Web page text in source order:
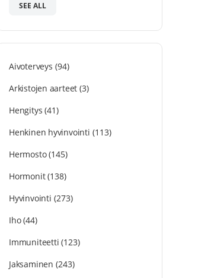
SEE ALL
Aivoterveys (94)
Arkistojen aarteet (3)
Hengitys (41)
Henkinen hyvinvointi (113)
Hermosto(145)
Hormonit(138)
Hyvinvointi (273)
Iho(44)
Immuniteetti (123)
Jaksaminen (243)